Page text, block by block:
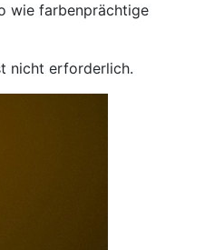
wie farbenprächtige
nicht erforderlich.